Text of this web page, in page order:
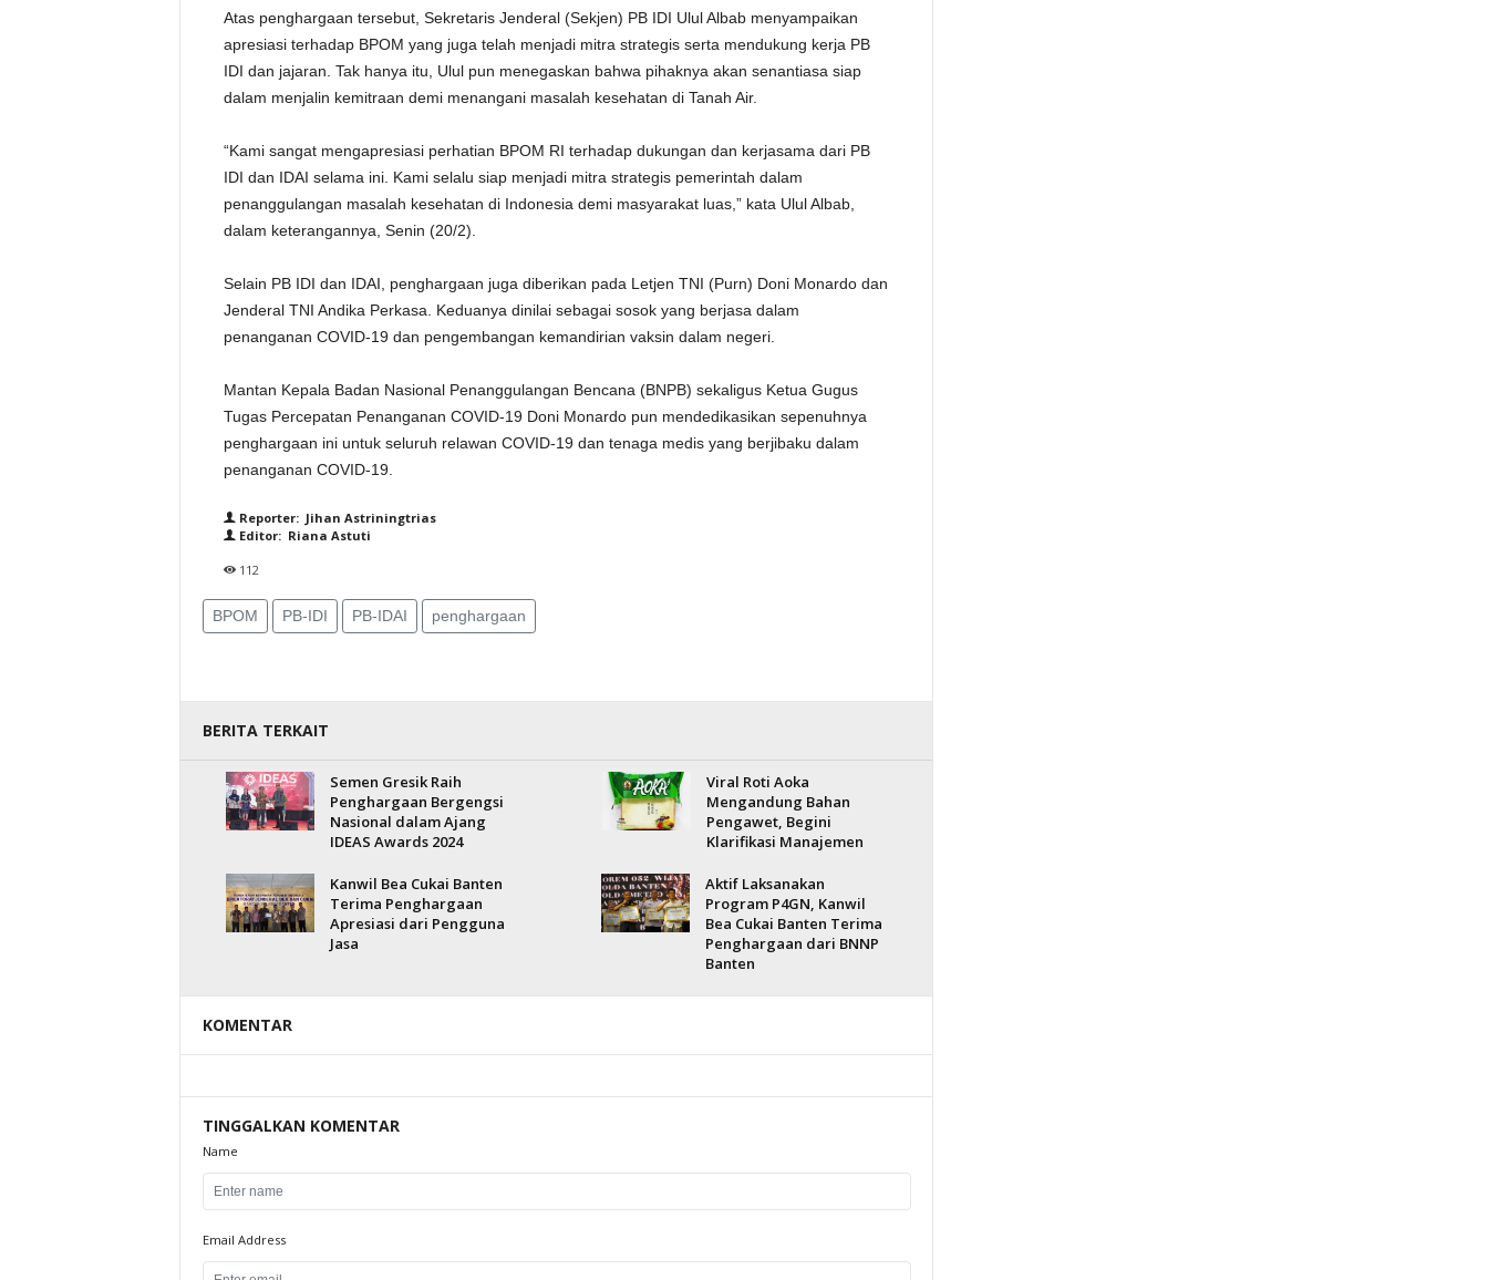
Atas penghargaan tersebut, Sekretaris Jenderal (Sekjen) PB IDI Ulul Albab menyampaikan
apresiasi terhadap BPOM yang juga telah menjadi mitra strategis serta mendukung kerja PB
IDI dan jajaran. Tak hanya itu, Ulul pun menegaskan bahwa pihaknya akan senantiasa siap
dalam menjalin kemitraan demi menangani masalah kesehatan di Tanah Air.
“Kami sangat mengapresiasi perhatian BPOM RI terhadap dukungan dan kerjasama dari PB
IDI dan IDAI selama ini. Kami selalu siap menjadi mitra strategis pemerintah dalam
penanggulangan masalah kesehatan di Indonesia demi masyarakat luas,” kata Ulul Albab,
dalam keterangannya, Senin (20/2).
Selain PB IDI dan IDAI, penghargaan juga diberikan pada Letjen TNI (Purn) Doni Monardo dan
Jenderal TNI Andika Perkasa. Keduanya dinilai sebagai sosok yang berjasa dalam
penanganan COVID-19 dan pengembangan kemandirian vaksin dalam negeri.
Mantan Kepala Badan Nasional Penanggulangan Bencana (BNPB) sekaligus Ketua Gugus
Tugas Percepatan Penanganan COVID-19 Doni Monardo pun mendedikasikan sepenuhnya
penghargaan ini untuk seluruh relawan COVID-19 dan tenaga medis yang berjibaku dalam
penanganan COVID-19.
Reporter: Jihan Astriningtrias
Editor: Riana Astuti
112
BPOM PB-IDI PB-IDAI penghargaan
BERITA TERKAIT
Semen Gresik Raih
Penghargaan Bergengsi
Nasional dalam Ajang
IDEAS Awards 2024
Viral Roti Aoka
Mengandung Bahan
Pengawet, Begini
Klarifikasi Manajemen
Kanwil Bea Cukai Banten
Terima Penghargaan
Apresiasi dari Pengguna
Jasa
Aktif Laksanakan
Program P4GN, Kanwil
Bea Cukai Banten Terima
Penghargaan dari BNNP
Banten
KOMENTAR
TINGGALKAN KOMENTAR
Name
Email Address